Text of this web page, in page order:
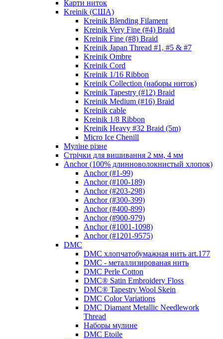
Карти ниток
Kreinik (США)
Kreinik Blending Filament
Kreinik Very Fine (#4) Braid
Kreinik Fine (#8) Braid
Kreinik Japan Thread #1, #5 & #7
Kreinik Ombre
Kreinik Cord
Kreinik 1/16 Ribbon
Kreinik Collection (наборы ниток)
Kreinik Tapestry (#12) Braid
Kreinik Medium (#16) Braid
Kreinik cable
Kreinik 1/8 Ribbon
Kreinik Heavy #32 Braid (5m)
Micro Ice Chenill
Муліне різне
Стрічки для вишивання 2 мм, 4 мм
Anchor (100% длинноволокнистый хлопок)
Anchor (#1-99)
Anchor (#100-189)
Anchor (#203-298)
Anchor (#300-399)
Anchor (#400-899)
Anchor (#900-979)
Anchor (#1001-1098)
Anchor (#1201-9575)
DMC
DMC хлопчатобумажная нить art.177
DMC - металлизированая нить
DMC Perle Cotton
DMC® Satin Embroidery Floss
DMC® Tapestry Wool Skein
DMC Color Variations
DMC Diamant Metallic Needlework
Thread
Наборы мулине
DMC Etoile